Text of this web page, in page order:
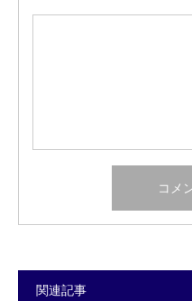
関連記事